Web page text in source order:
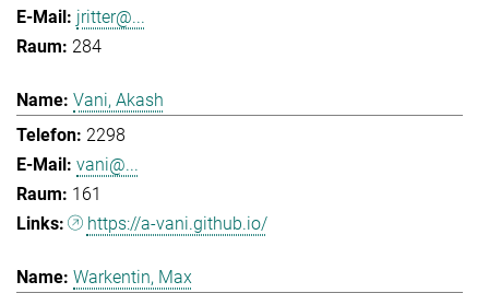
jritter@...
284
Vani, Akash
2298
vani@...
161
https://a-vani.github.io/
Warkentin, Max